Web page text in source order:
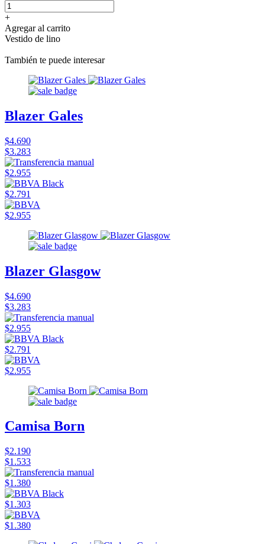
+
Agregar al carrito
Vestido de lino
También te puede interesar
Blazer Gales
$4.690
$3.283
$2.955
$2.791
$2.955
Blazer Glasgow
$4.690
$3.283
$2.955
$2.791
$2.955
Camisa Born
$2.190
$1.533
$1.380
$1.303
$1.380